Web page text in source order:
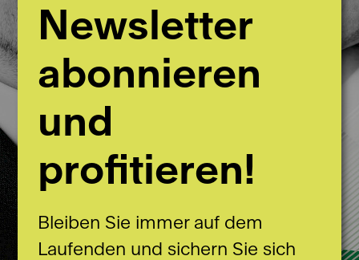
Newsletter
abonnieren
und
profitieren!
Bleiben Sie immer auf dem
Laufenden und sichern Sie sich